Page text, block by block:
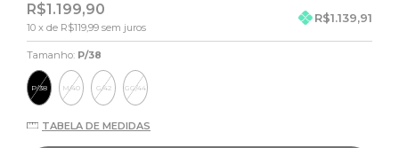
R$1.199,90
10 x de R$119,99 sem juros
R$1.139,91
Tamanho: P/38
P/38 M/40 G/42 GG/44
TABELA DE MEDIDAS